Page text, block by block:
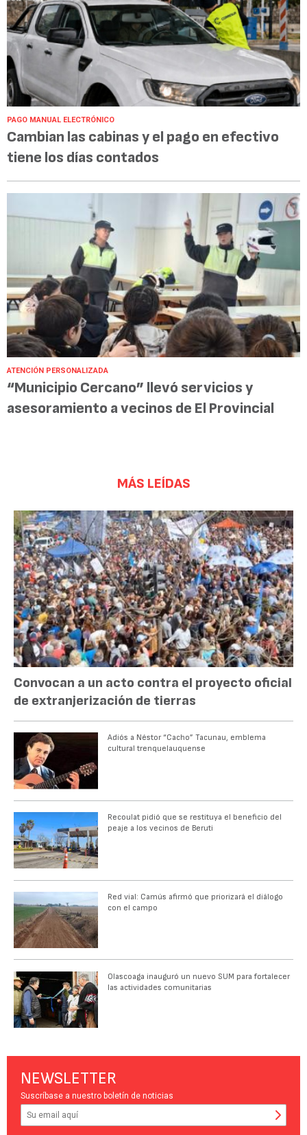
PAGO MANUAL ELECTRÓNICO
Cambian las cabinas y el pago en efectivo
tiene los días contados
ATENCIÓN PERSONALIZADA
“Municipio Cercano” llevó servicios y
asesoramiento a vecinos de El Provincial
MÁS LEÍDAS
Convocan a un acto contra el proyecto oficial
de extranjerización de tierras
Adiós a Néstor “Cacho” Tacunau, emblema
cultural trenquelauquense
Recoulat pidió que se restituya el beneficio del
peaje a los vecinos de Beruti
Red vial: Camús afirmó que priorizará el diálogo
con el campo
Olascoaga inauguró un nuevo SUM para fortalecer
las actividades comunitarias
NEWSLETTER
Suscríbase a nuestro boletín de noticias